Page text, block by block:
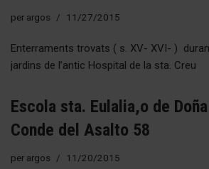
per argos 11/27/2015
Enterraments trovats ( s. XV- XVI- )
jardins de l’antic Hospital de la sta. Creu
Escola sta. Eulalia,o de
Conde del Asalto 58
per argos 11/20/2015